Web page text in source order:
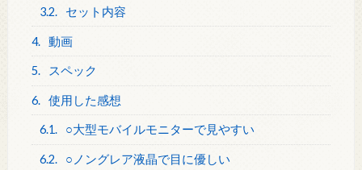
3.2. セット内容
4. 動画
5. スペック
6. 使用した感想
6.1. ○大型モバイルモニターで見やすい
6.2. ○ノングレア液晶で目に優しい